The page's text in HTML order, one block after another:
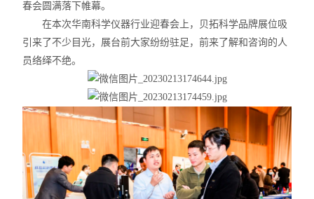
拉曼光谱仪
差示/热重/差热/热分析
红外光谱（IR、傅立叶）
扫描探针显微镜/原子力
激光粒度仪、纳米粒度仪
低温恒温器
春会圆满落下帷幕。
在本次华南科学仪器行业迎春会上，贝拓科学品牌展位吸
引来了不少目光，展台前大家纷纷驻足，前来了解和咨询的人
员络绎不绝。